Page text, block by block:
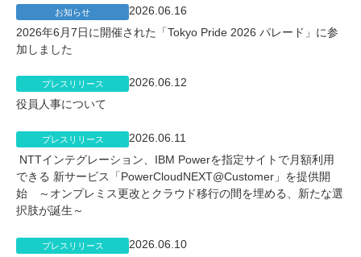
お知らせ
2026.06.16
2026年6月7日に開催された「Tokyo Pride 2026 パレード」に参
加しました
プレスリリース
2026.06.12
役員人事について
プレスリリース
2026.06.11
NTTインテグレーション、IBM Powerを指定サイトで月額利用
できる 新サービス「PowerCloudNEXT@Customer」を提供開
始 ～オンプレミス更改とクラウド移行の間を埋める、新たな選
択肢が誕生～
プレスリリース
2026.06.10